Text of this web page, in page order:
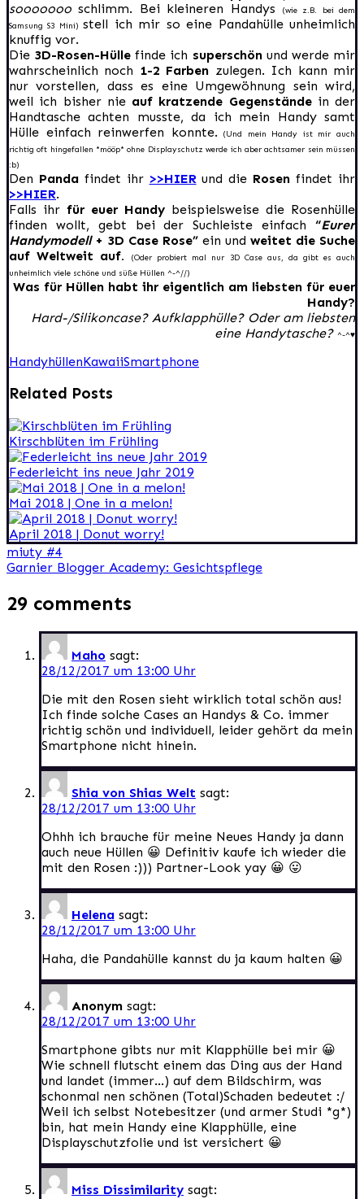
sooooooo schlimm. Bei kleineren Handys
(wie z.B. bei dem
Samsung S3 Mini)stell ich mir so eine Pandahülle unheimlich
knuffig vor.
Die 3D-Rosen-Hülle finde ich superschönund werde mir
wahrscheinlich noch 1-2 Farben zulegen. Ich kann mir
nur vorstellen, dass es eine Umgewöhnung sein wird,
weil ich bisher nieauf kratzende Gegenständein der
Handtasche achten musste, da ich mein Handy samt
Hülle einfach reinwerfen konnte. (Und mein Handy ist mir auch
richtig oft hingefallen *mööp* ohne Displayschutz werde ich aber achtsamer sein müssen
:b)
Den Pandafindet ihr >>HIER und die Rosen findet ihr
>>HIER.
Falls ihr für euer Handy beispielsweise die Rosenhülle
finden wollt, gebt bei der Suchleiste einfach “Eurer
Handymodell+ 3D Case Rose” ein und weitet die Suche
auf Weltweit auf.
(Oder probiert mal nur 3D Case aus, da gibt es auch
unheimlich viele schöne und süße Hüllen ^-^//)
Was für Hüllen habt ihr eigentlich am liebsten für euer
Handy?
Hard-/Silikoncase? Aufklapphülle? Oder am liebsten
eine Handytasche? ^-^♥
HandyhüllenKawaiiSmartphone
Related Posts
Kirschblüten im Frühling
Federleicht ins neue Jahr 2019
Mai 2018 | One in a melon!
April 2018 | Donut worry!
Beitragsnavigation
miuty #4
Garnier Blogger Academy: Gesichtspflege
29 comments
Maho sagt:
28/12/2017 um 13:00 Uhr
Die mit den Rosen sieht wirklich total schön aus!
Ich finde solche Cases an Handys & Co. immer
richtig schön und individuell, leider gehört da mein
Smartphone nicht hinein.
Shia von Shias Welt sagt:
28/12/2017 um 13:00 Uhr
Ohhh ich brauche für meine Neues Handy ja dann
auch neue Hüllen 😀 Definitiv kaufe ich wieder die
mit den Rosen :))) Partner-Look yay 😀 😛
Helena sagt:
28/12/2017 um 13:00 Uhr
Haha, die Pandahülle kannst du ja kaum halten 😀
Anonym sagt:
28/12/2017 um 13:00 Uhr
Smartphone gibts nur mit Klapphülle bei mir 😀
Wie schnell flutscht einem das Ding aus der Hand
und landet (immer…) auf dem Bildschirm, was
schonmal nen schönen (Total)Schaden bedeutet :/
Weil ich selbst Notebesitzer (und armer Studi *g*)
bin, hat mein Handy eine Klapphülle, eine
Displayschutzfolie und ist versichert 😀
Miss Dissimilarity sagt: